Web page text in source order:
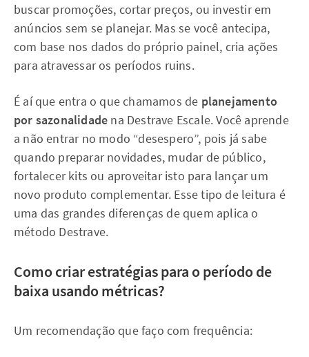
buscar promoções, cortar preços, ou investir em
anúncios sem se planejar. Mas se você antecipa,
com base nos dados do próprio painel, cria ações
para atravessar os períodos ruins.
É aí que entra o que chamamos de planejamento
por sazonalidade na Destrave Escale. Você aprende
a não entrar no modo “desespero”, pois já sabe
quando preparar novidades, mudar de público,
fortalecer kits ou aproveitar isto para lançar um
novo produto complementar. Esse tipo de leitura é
uma das grandes diferenças de quem aplica o
método Destrave.
Como criar estratégias para o período de
baixa usando métricas?
Um recomendação que faço com frequência: